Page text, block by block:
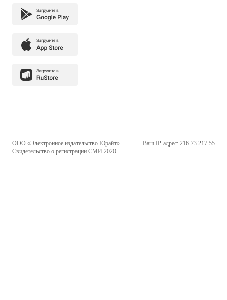
ООО «Электронное издательство Юрайт»
Свидетельство о регистрации СМИ 2020
Ваш IP-адрес: 216.73.217.55